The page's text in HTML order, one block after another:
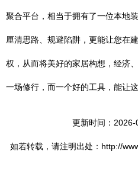
聚合平台，相当于拥有了一位本地
厘清思路、规避陷阱，更能让您在
权，从而将美好的家居构想，经济
一场修行，而一个好的工具，能让
更新时间：
如若转载，请注明出处：http://